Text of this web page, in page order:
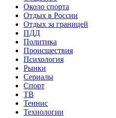
Около спорта
Отдых в России
Отдых за границей
ПДД
Политика
Происшествия
Психология
Рынки
Сериалы
Спорт
ТВ
Теннис
Технологии